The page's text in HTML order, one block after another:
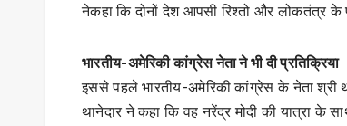
नेकहा कि दोनों देश आपसी रिश्तो और लोकतंत्र के
भारतीय-अमेरिकी कांग्रेस नेता ने भी दी प्रतिक्रिया
इससे पहले भारतीय-अमेरिकी कांग्रेस के नेता श्री
थानेदार ने कहा कि वह नरेंद्र मोदी की यात्रा